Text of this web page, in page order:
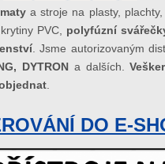
a stroje na plasty,
PVC, polyfúzní
. Jsme autorizovaným
DYTRON a dalších.
DO E-